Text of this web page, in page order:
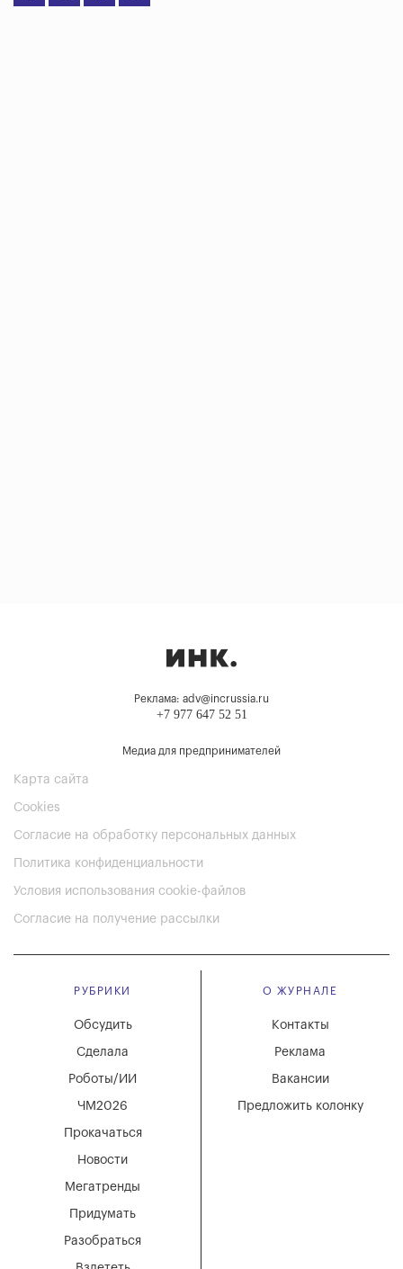
Реклама: adv@incrussia.ru
+7 977 647 52 51
Медиа для предпринимателей
Карта сайта
Cookies
Согласие на обработку персональных данных
Политика конфиденциальности
Условия использования cookie-файлов
Согласие на получение рассылки
РУБРИКИ
Мегатренды
Придумать
Разобраться
Новости
Обсудить
Сделала
Роботы/ИИ
ЧМ2026
Прокачаться
О ЖУРНАЛЕ
Вакансии
Реклама
Контакты
Предложить колонку